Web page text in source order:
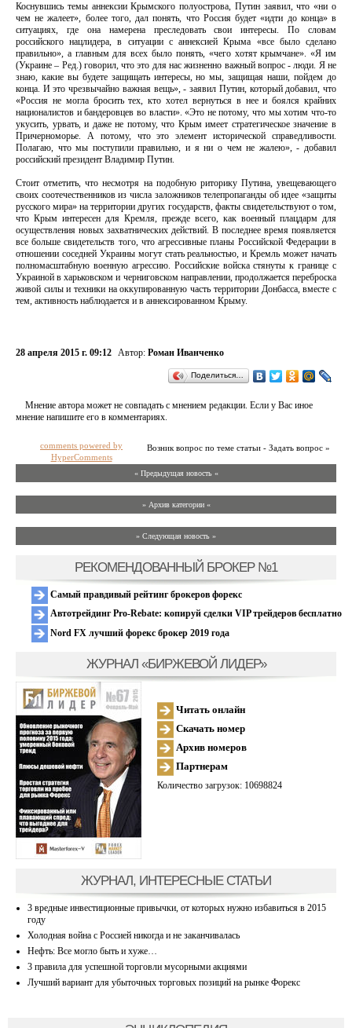
Коснувшись темы аннексии Крымского полуострова, Путин заявил, что «ни о
чем не жалеет», более того, дал понять, что Россия будет «идти до конца» в
ситуациях, где она намерена преследовать свои интересы. По словам
российского нацлидера, в ситуации с аннексией Крыма «все было сделано
правильно», а главным для всех было понять, «чего хотят крымчане». «Я им
(Украине – Ред.) говорил, что это для нас жизненно важный вопрос - люди. Я не
знаю, какие вы будете защищать интересы, но мы, защищая наши, пойдем до
конца. И это чрезвычайно важная вещь», - заявил Путин, который добавил, что
«Россия не могла бросить тех, кто хотел вернуться в нее и боялся крайних
националистов и бандеровцев во власти». «Это не потому, что мы хотим что-то
укусить, урвать, и даже не потому, что Крым имеет стратегическое значение в
Причерноморье. А потому, что это элемент исторической справедливости.
Полагаю, что мы поступили правильно, и я ни о чем не жалею», - добавил
российский президент Владимир Путин.
Стоит отметить, что несмотря на подобную риторику Путина, увещевающего
своих соотечественников из числа заложников телепропаганды об идее «защиты
русского мира» на территории других государств, факты свидетельствуют о том,
что Крым интересен для Кремля, прежде всего, как военный плацдарм для
осуществления новых захватнических действий. В последнее время появляется
все больше свидетельств того, что агрессивные планы Российской Федерации в
отношении соседней Украины могут стать реальностью, и Кремль может начать
полномасштабную военную агрессию. Российские войска стянуты к границе с
Украиной в харьковском и черниговском направлении, продолжается переброска
живой силы и техники на оккупированную часть территории Донбасса, вместе с
тем, активность наблюдается и в аннексированном Крыму.
28 апреля 2015 г. 09:12 Автор: Роман Иванченко
Поделиться…
Мнение автора может не совпадать с мнением редакции. Если у Вас иное
мнение напишите его в комментариях.
Возник вопрос по теме статьи - Задать вопрос »
comments powered by
HyperComments
« Предыдущая новость «
» Архив категории «
» Следующая новость »
РЕКОМЕНДОВАННЫЙ БРОКЕР №1
Самый правдивый рейтинг брокеров форекс
Автотрейдинг Pro-Rebate: копируй сделки VIP трейдеров бесплатно
Nord FX лучший форекс брокер 2019 года
ЖУРНАЛ «БИРЖЕВОЙ ЛИДЕР»
Читать онлайн
Скачать номер
Архив номеров
Партнерам
Количество загрузок: 10698824
ЖУРНАЛ, ИНТЕРЕСНЫЕ СТАТЬИ
3 вредные инвестиционные привычки, от которых нужно избавиться в 2015
году
Холодная война с Россией никогда и не заканчивалась
Нефть: Все могло быть и хуже…
3 правила для успешной торговли мусорными акциями
Лучший вариант для убыточных торговых позиций на рынке Форекс